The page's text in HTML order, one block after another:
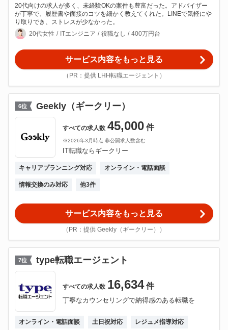
20代向けの求人が多く、未経験OKの案件も豊富だった。アドバイザー
が丁寧で、履歴書や面接のコツを細かく教えてくれた。LINEで気軽にや
り取りでき、ストレスが少なかった。
20代女性
ITエンジニア 役職なし 400万円台
サービス内容をもっと見る
（PR：提供 LHH転職エージェント）
6位 Geekly（ギークリー）
すべての求人数 45,000 件
※2026年3月時点 非公開求人数含む
IT転職ならギークリー
キャリアプランニング対応 オンライン・電話面談
情報交換のみ対応 他3件
サービス内容をもっと見る
（PR：提供 Geekly（ギークリー））
7位 type転職エージェント
すべての求人数 16,634 件
丁寧なカウンセリングで納得感のある転職を
オンライン・電話面談 土日祝対応 レジュメ指導対応